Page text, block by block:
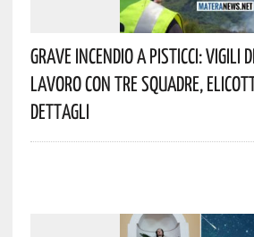
Grave Incendio A Pisticci: Vigili
Lavoro Con Tre Squadre,
Dettagli